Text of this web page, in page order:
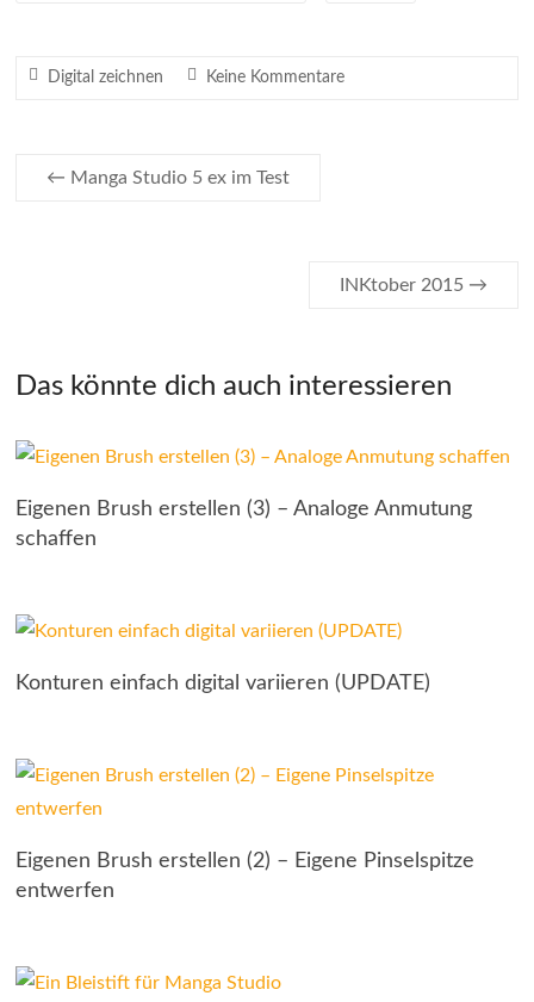
Digital zeichnen Keine Kommentare
← Manga Studio 5 ex im Test
INKtober 2015 →
Das könnte dich auch interessieren
Eigenen Brush erstellen (3) – Analoge Anmutung
schaffen
Konturen einfach digital variieren (UPDATE)
Eigenen Brush erstellen (2) – Eigene Pinselspitze
entwerfen